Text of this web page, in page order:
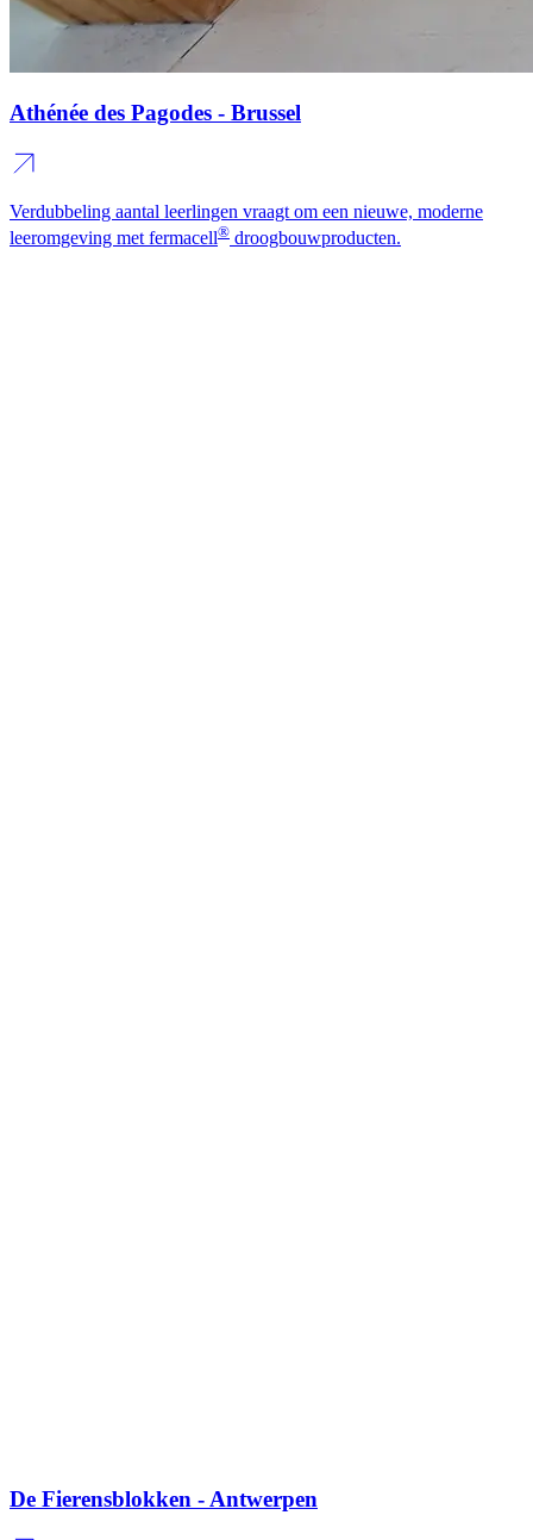
Athénée des Pagodes - Brussel
Verdubbeling aantal leerlingen vraagt om een nieuwe, moderne
leeromgeving met fermacell® droogbouwproducten.
De Fierensblokken - Antwerpen